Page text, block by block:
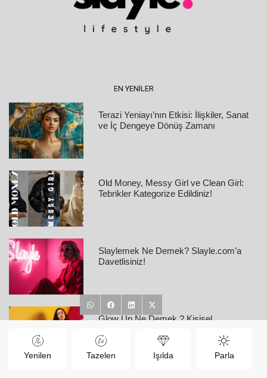
Yenilen Tazelen Işılda Parla
EN YENILER
Terazi Yeniayı’nın Etkisi: İlişkiler, Sanat
ve İç Dengeye Dönüş Zamanı
Old Money, Messy Girl ve Clean Girl:
Tebrikler Kategorize Edildiniz!
Slaylemek Ne Demek? Slayle.com’a
Davetlisiniz!
Glow Up Ne Demek ? Kişisel